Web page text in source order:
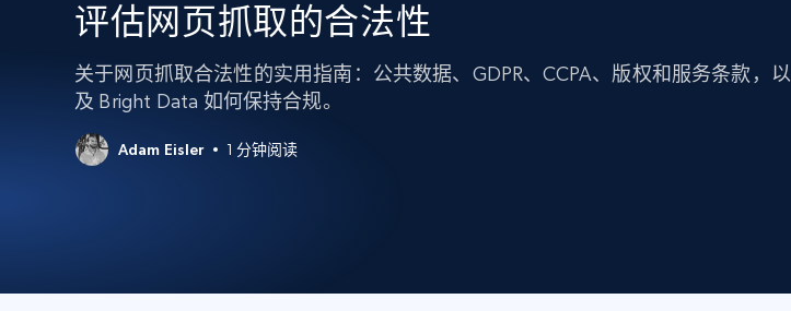
用于数据获取的高速代理
评估网页抓取的合法性
关于网页抓取合法性的实用指南：公共数据、GDPR、CCPA、版权和服务条款，以
及 Bright Data 如何保持合规。
Adam Eisler 1 分钟阅读